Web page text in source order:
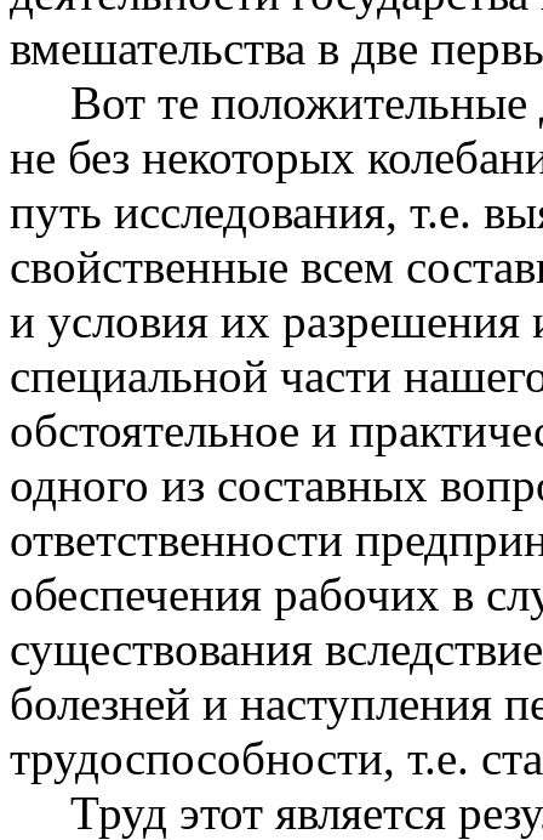
вмешательства в две
Вот те положительные
не без некоторых
путь исследования, т.е.
свойственные всем
и условия их разрешения
специальной части
обстоятельное и
одного из составных
ответственности
обеспечения рабочих в
существования
болезней и наступления
трудоспособности, т.е.
Труд этот является